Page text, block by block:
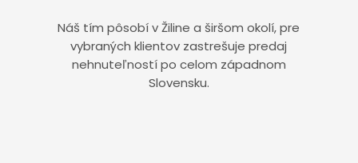
Náš tím pôsobí v Žiline a širšom okolí, pre
vybraných klientov zastrešuje predaj
nehnuteľností po celom západnom
Slovensku.